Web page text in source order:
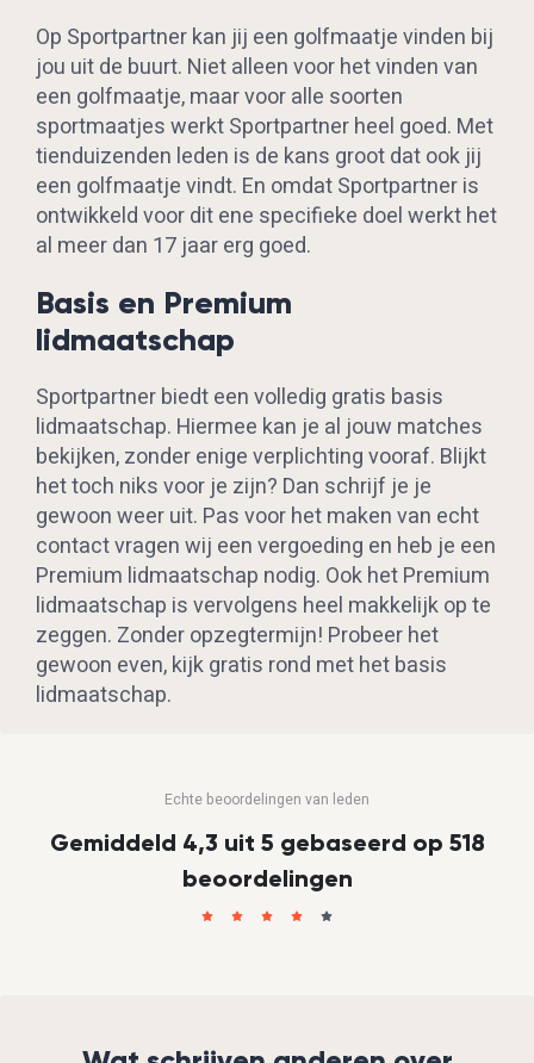
Op Sportpartner kan jij een golfmaatje vinden bij
jou uit de buurt. Niet alleen voor het vinden van
een golfmaatje, maar voor alle soorten
sportmaatjes werkt Sportpartner heel goed. Met
tienduizenden leden is de kans groot dat ook jij
een golfmaatje vindt. En omdat Sportpartner is
ontwikkeld voor dit ene specifieke doel werkt het
al meer dan 17 jaar erg goed.
Basis en Premium
lidmaatschap
Sportpartner biedt een volledig gratis basis
lidmaatschap. Hiermee kan je al jouw matches
bekijken, zonder enige verplichting vooraf. Blijkt
het toch niks voor je zijn? Dan schrijf je je
gewoon weer uit. Pas voor het maken van echt
contact vragen wij een vergoeding en heb je een
Premium lidmaatschap nodig. Ook het Premium
lidmaatschap is vervolgens heel makkelijk op te
zeggen. Zonder opzegtermijn! Probeer het
gewoon even, kijk gratis rond met het basis
lidmaatschap.
Echte beoordelingen van leden
Gemiddeld 4,3 uit 5 gebaseerd op 518
beoordelingen